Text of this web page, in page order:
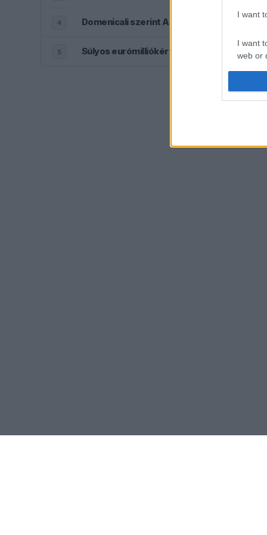
I want
I want
web or
I want
or app.
I want
I want
4 Domenicali szerint Antonelli sokkal
5 Súlyos eurómilliókért hallgat a Red Bull